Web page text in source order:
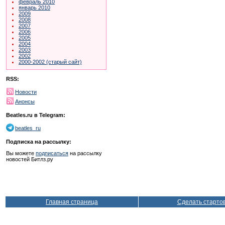
февраль 2010
январь 2010
2009
2008
2007
2006
2005
2004
2003
2002
2000-2002 (старый сайт)
RSS:
Новости
Анонсы
Beatles.ru в Telegram:
beatles_ru
Подписка на рассылку:
Вы можете подписаться на рассылку
новостей Битлз.ру
Главная страница Сделать